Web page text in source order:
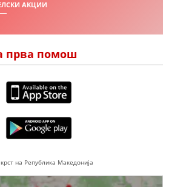
АКЦИИ
прва помош
на Република Македонија